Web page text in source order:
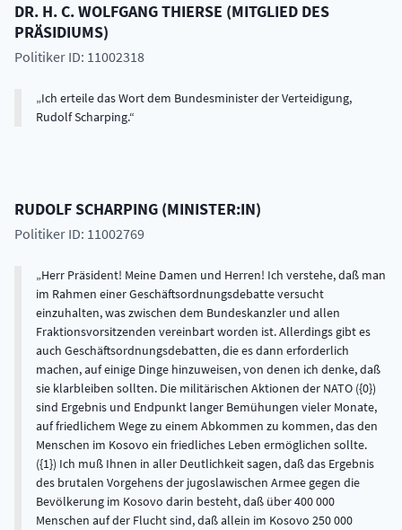
DR. H. C.WOLFGANGTHIERSE (MITGLIED DES
PRÄSIDIUMS)
Politiker ID: 11002318
Ich erteile das Wort dem Bundesminister der Verteidigung,
Rudolf Scharping.
RUDOLFSCHARPING (MINISTER:IN)
Politiker ID: 11002769
Herr Präsident! Meine Damen und Herren! Ich verstehe, daß man
im Rahmen einer Geschäftsordnungsdebatte versucht
einzuhalten, was zwischen dem Bundeskanzler und allen
Fraktionsvorsitzenden vereinbart worden ist. Allerdings gibt es
auch Geschäftsordnungsdebatten, die es dann erforderlich
machen, auf einige Dinge hinzuweisen, von denen ich denke, daß
sie klarbleiben sollten. Die militärischen Aktionen der NATO ({0})
sind Ergebnis und Endpunkt langer Bemühungen vieler Monate,
auf friedlichem Wege zu einem Abkommen zu kommen, das den
Menschen im Kosovo ein friedliches Leben ermöglichen sollte.
({1}) Ich muß Ihnen in aller Deutlichkeit sagen, daß das Ergebnis
des brutalen Vorgehens der jugoslawischen Armee gegen die
Bevölkerung im Kosovo darin besteht, daß über 400 000
Menschen auf der Flucht sind, daß allein im Kosovo 250 000